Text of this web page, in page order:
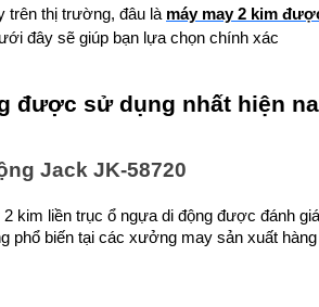
trên thị trường, đâu là máy may 2 kim
đây sẽ giúp bạn lựa chọn chính xác
được sử dụng nhất hiện
Jack JK-58720
kim liền trục ổ ngựa di động được đánh
phổ biến tại các xưởng may sản xuất